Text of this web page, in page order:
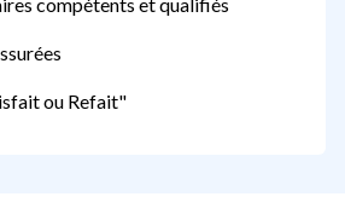
ou Refait"